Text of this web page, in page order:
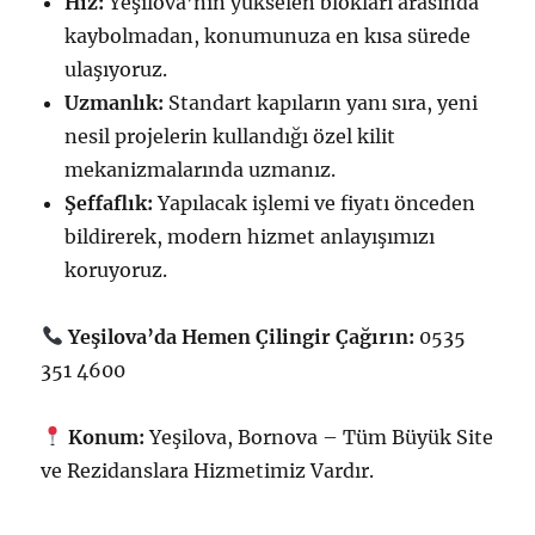
kaybolmadan, konumunuza en kısa sürede
ulaşıyoruz.
Uzmanlık: Standart kapıların yanı sıra, yeni
nesil projelerin kullandığı özel kilit
mekanizmalarında uzmanız.
Şeffaflık: Yapılacak işlemi ve fiyatı önceden
bildirerek, modern hizmet anlayışımızı
koruyoruz.
Yeşilova’da Hemen Çilingir Çağırın: 0535
351 4600
Konum: Yeşilova, Bornova – Tüm Büyük Site
ve Rezidanslara Hizmetimiz Vardır.